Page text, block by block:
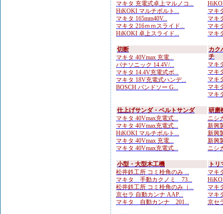
マキタ 充電式卓上マルノコ...
HiKOKI マルチボルト...
マキタ 165mm40V...
マキタ 216ｍｍスライド...
HiKOKI 卓上スライド...
マキ
マキ
マキ
マキ
切断
マキタ 40Vmax 充電...
パナソニック 14.4V/...
マキタ 14.4V充電式ボ...
マキタ 18V充電式ハンデ...
BOSCH バンドソー G...
カク
チ
マキ
マキ
マキ
マキ
マキ
仕上げサンダ・ベルトサンダ
マキタ 40Vmax充電式...
マキタ 40Vmax充電式...
HiKOKI マルチボルト...
マキタ 40Vmax 充電...
マキタ 40Vmax充電式...
研磨
ニシ
新興
新興
新興
ニシ
小型・大型木工機
松井鉄工所 コミ栓角のみ ...
マキタ 手動カクノミ 73...
松井鉄工所 コミ栓角のみ（...
京セラ 自動カンナ AAP...
マキタ 自動カンナ 201...
ト
マキ
マキ
マキ
京セ